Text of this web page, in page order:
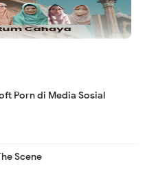
Porn di Media Sosial
Scene